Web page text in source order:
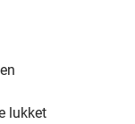
lukket